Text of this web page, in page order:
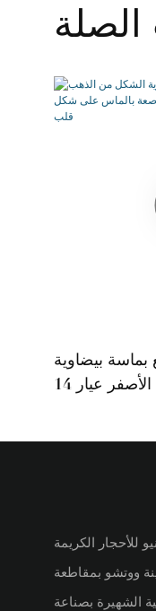
بيضاوية
الشكل من الذهب الأصفر عيار 14
للأحجار الكريمة
ووتشو بمقاطعة
الشهيرة بصناعة